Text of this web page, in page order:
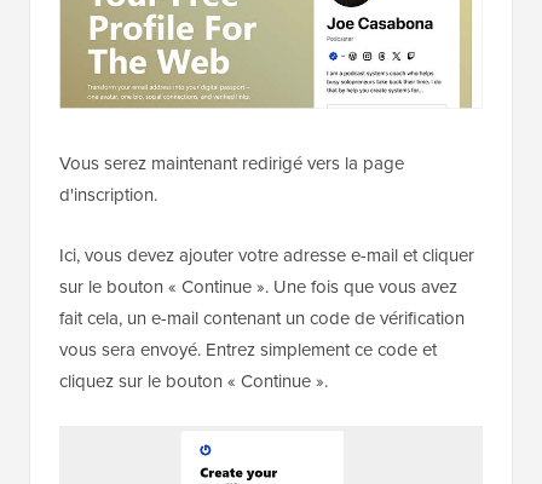
Vous serez maintenant redirigé vers la page
d'inscription.
Ici, vous devez ajouter votre adresse e-mail et cliquer
sur le bouton « Continue ». Une fois que vous avez
fait cela, un e-mail contenant un code de vérification
vous sera envoyé. Entrez simplement ce code et
cliquez sur le bouton « Continue ».